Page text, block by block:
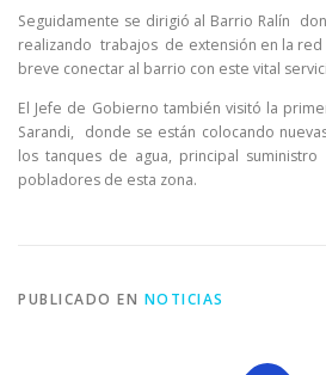
Seguidamente se dirigió al Barrio Ralín
realizando trabajos de extensión en la
breve conectar al barrio con este vital
El Jefe de Gobierno también visitó la
Sarandi, donde se están colocando
los tanques de agua, principal
pobladores de esta zona.
PUBLICADO EN NOTICIAS